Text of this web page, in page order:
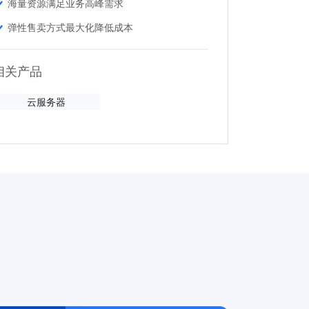
海量资源满足业务高峰需求
弹性售卖方式最大化降低成本
关产品
云服务器